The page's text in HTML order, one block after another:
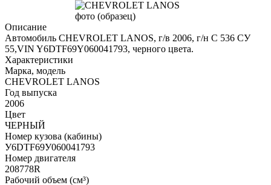
Описание
Автомобиль CHEVROLET LANOS, г/в 2006, г/н С 536 СУ
55,VIN Y6DTF69Y060041793, черного цвета.
Характеристики
Марка, модель
СНЕVRОLЕТ LАNОS
Год выпуска
2006
Цвет
ЧЕРНЫЙ
Номер кузова (кабины)
У6DТF69У060041793
Номер двигателя
208778R
Рабочий объем (см³)